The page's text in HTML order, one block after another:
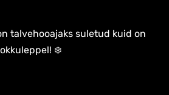
talvehooajaks suletud kuid on
❄️